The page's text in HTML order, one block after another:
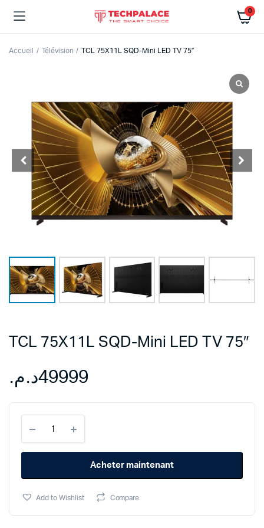
0
Accueil Télévision TCL 75X11L SQD-Mini LED TV 75″
TCL 75X11L SQD-Mini LED TV 75″
49999د.م.
75X11L
SQD-
Mini
TV
quantity
Acheter maintenant
Add to Wishlist Compare